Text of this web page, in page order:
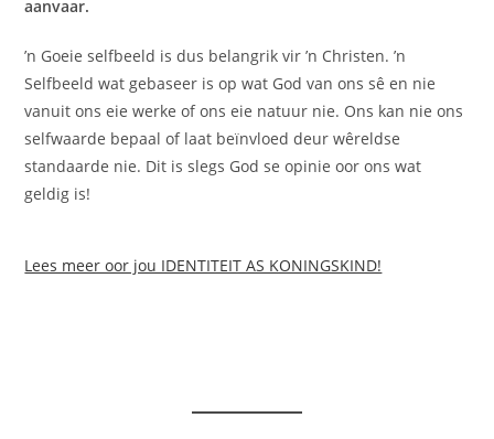
aanvaar.
’n Goeie selfbeeld is dus belangrik vir ’n Christen. ’n
Selfbeeld wat gebaseer is op wat God van ons sê en nie
vanuit ons eie werke of ons eie natuur nie. Ons kan nie ons
selfwaarde bepaal of laat beïnvloed deur wêreldse
standaarde nie. Dit is slegs God se opinie oor ons wat
geldig is!
Lees meer oor jou IDENTITEIT AS KONINGSKIND!